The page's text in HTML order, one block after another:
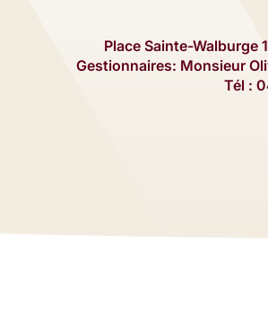
Place Sainte-Walburge
Gestionnaires: Monsieur
Tél :